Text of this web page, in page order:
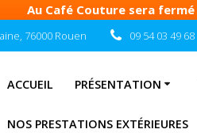
Au Café Couture sera
76000 Rouen 09 54 03 49 68
ACCUEIL PRÉSENTATION
NOS PRESTATIONS EXTÉRIEURES